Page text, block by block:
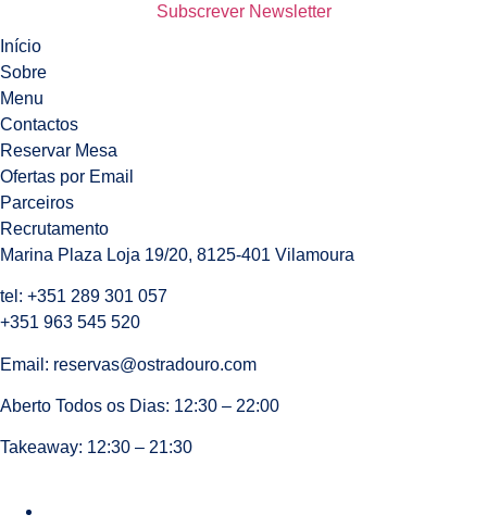
Subscrever Newsletter
Início
Sobre
Menu
Contactos
Reservar Mesa
Ofertas por Email
Parceiros
Recrutamento
Marina Plaza Loja 19/20, 8125-401 Vilamoura
tel: +351 289 301 057
+351 963 545 520
Email: reservas@ostradouro.com
Aberto Todos os Dias: 12:30 – 22:00
Takeaway: 12:30 – 21:30